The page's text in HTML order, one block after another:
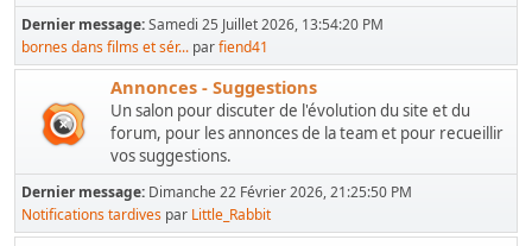
Dernier message:Samedi 25 Juillet 2026, 13:54:20 PM
bornes dans films et sér... parfiend41
Annonces - Suggestions
Un salon pour discuter de l'évolution du site et du
forum, pour les annonces de la team et pour recueillir
vos suggestions.
Dernier message: Dimanche 22 Février 2026, 21:25:50 PM
Notifications tardives par Little_Rabbit